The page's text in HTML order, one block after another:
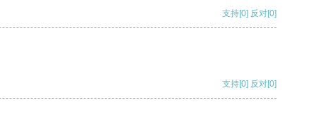
支持[0] 反对[0]
支持[0] 反对[0]